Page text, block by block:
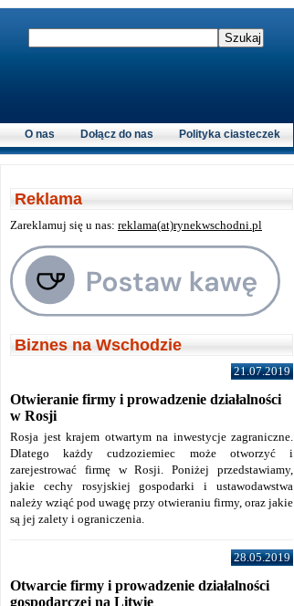
Polityka ciasteczek
Dołącz do nas
O nas
Reklama
Zareklamuj się u nas: reklama(at)rynekwschodni.pl
Biznes na Wschodzie
21.07.2019
Otwieranie firmy i prowadzenie działalności
w Rosji
Rosja jest krajem otwartym na inwestycje zagraniczne.
Dlatego każdy cudzoziemiec może otworzyć i
zarejestrować firmę w Rosji. Poniżej przedstawiamy,
jakie cechy rosyjskiej gospodarki i ustawodawstwa
należy wziąć pod uwagę przy otwieraniu firmy, oraz jakie
są jej zalety i ograniczenia.
28.05.2019
Otwarcie firmy i prowadzenie działalności
gospodarczej na Litwie